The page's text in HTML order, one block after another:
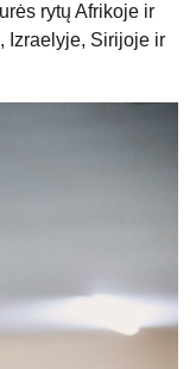
rytų Afrikoje ir
Izraelyje, Sirijoje ir